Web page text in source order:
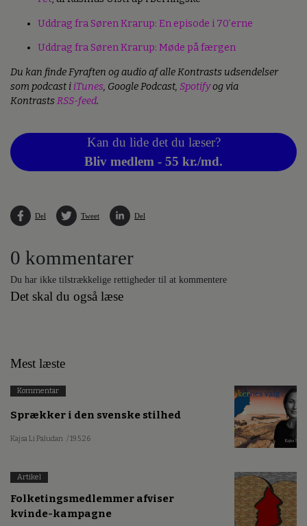
Uddrag fra Søren Krarup: En episode i 70’erne
Uddrag fra Søren Krarup: Møde på færgen
Du kan finde Fyraften og audio af alle Kontrasts udsendelser
som podcast i iTunes, Google Podcast, Spotifyog via
KontrastsRSS-feed.
Kan du lide det du læser?
Bliv medlem - 55 kr./md.
Del Tweet Del
0 kommentarer
Du har ikke tilstrækkelige rettigheder til at kommentere
Det skal du også læse
Mest læste
Kommentar
Sprækker i den svenske stilhed
Kajsa Li Paludan / 19.5.26
Artikel
Folketingsmedlemmer afviser
kvinde-kampagne